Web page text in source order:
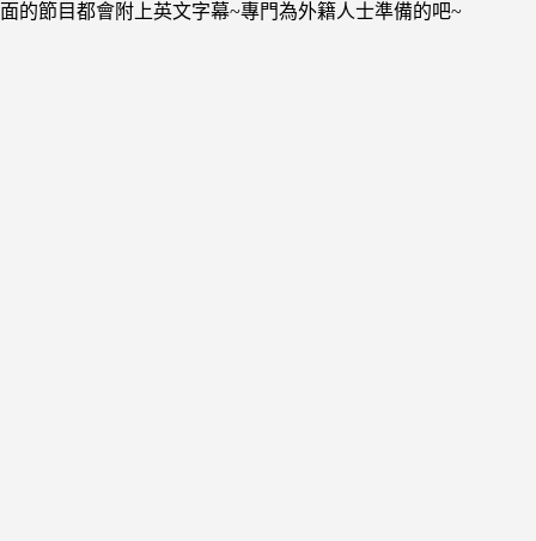
面的節目都會附上英文字幕~專門為外籍人士準備的吧~